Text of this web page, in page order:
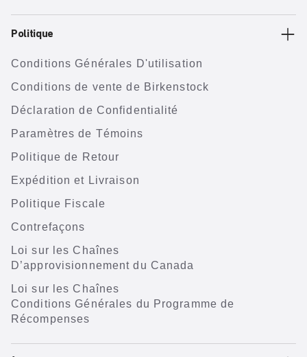
Politique
Conditions Générales D'utilisation
Conditions de vente de Birkenstock
Déclaration de Confidentialité
Paramètres de Témoins
Politique de Retour
Expédition et Livraison
Politique Fiscale
Contrefaçons
Loi sur les Chaînes
D’approvisionnement du Canada
Loi sur les Chaînes
Conditions Générales du Programme de
Récompenses